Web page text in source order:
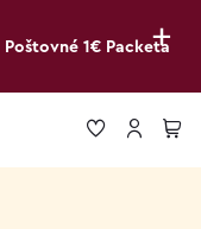
+
Poštovné 1€ Packeta